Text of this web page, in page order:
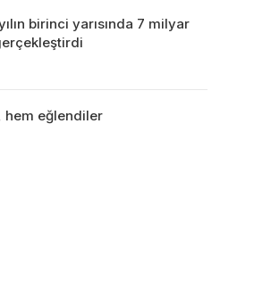
birinci yarısında 7 milyar
hem eğlendiler